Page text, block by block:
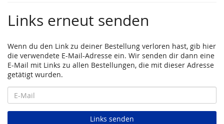
Links erneut senden
Wenn du den Link zu deiner Bestellung verloren hast, gib hier
die verwendete E-Mail-Adresse ein. Wir senden dir dann eine
E-Mail mit Links zu allen Bestellungen, die mit dieser Adresse
getätigt wurden.
E-
Mail
Links senden